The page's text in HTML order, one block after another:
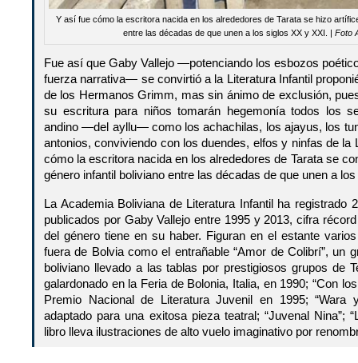
Y así fue cómo la escritora nacida en los alrededores de Tarata se hizo
entre las décadas de que unen a los siglos XX y XXI. | Foto
Fue así que Gaby Vallejo —potenciando los esbozos
fuerza narrativa— se convirtió a la Literatura Infantil
de los Hermanos Grimm, mas sin ánimo de exclusión,
su escritura para niños tomarán hegemonía todos los
andino —del ayllu— como los achachilas, los ajayus, los
antonios, conviviendo con los duendes, elfos y ninfas de la
cómo la escritora nacida en los alrededores de Tarata se
género infantil boliviano entre las décadas de que unen a
La Academia Boliviana de Literatura Infantil ha registrado
publicados por Gaby Vallejo entre 1995 y 2013, cifra
del género tiene en su haber. Figuran en el estante
fuera de Bolvia como el entrañable “Amor de Colibrí”, un
boliviano llevado a las tablas por prestigiosos grupos de
galardonado en la Feria de Bolonia, Italia, en 1990; “Con
Premio Nacional de Literatura Juvenil en 1995; “Wara
adaptado para una exitosa pieza teatral; “Juvenal Nina”;
libro lleva ilustraciones de alto vuelo imaginativo por